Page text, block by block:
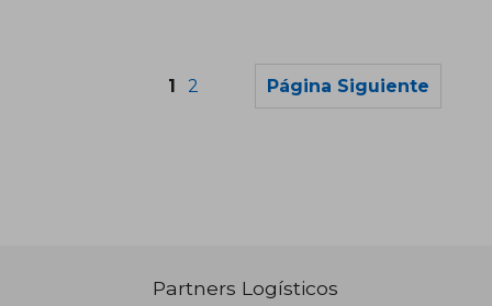
1 2 Página Siguiente
Partners Logísticos